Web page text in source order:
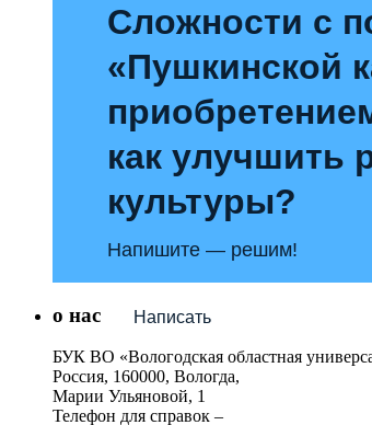
Сложности с
«Пушкинской
как улучшить
культуры?
Напишите — решим!
Написать
о нас
БУК ВО «Вологодская областная
Россия, 160000, Вологда,
Марии Ульяновой, 1
Телефон для справок –